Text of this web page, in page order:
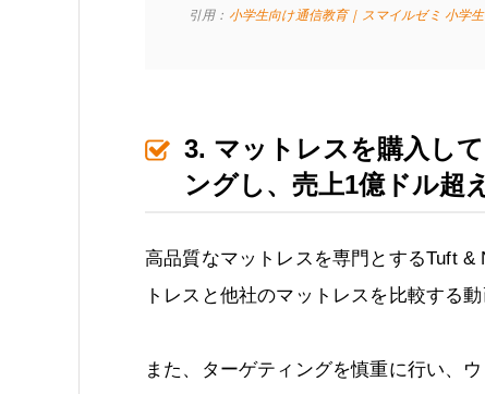
引用： 小学生向け通信教育｜スマイルゼミ 小学
3. マットレスを購入し
ングし、売上1億ドル超
高品質なマットレスを専門とするTuft
トレスと他社のマットレスを比較する
また、ターゲティングを慎重に行い、